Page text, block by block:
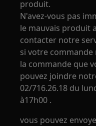
produit.
N'avez-vous pas
le mauvais produit
contacter notre
si votre commande
la commande que
pouvez joindre
02/716.26.18 du
à17h00 .
vous pouvez